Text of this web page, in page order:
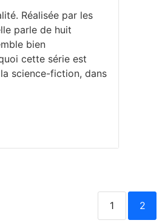
Réalisée par les
parle de huit
bien
cette série est
science-fiction, dans
1 2